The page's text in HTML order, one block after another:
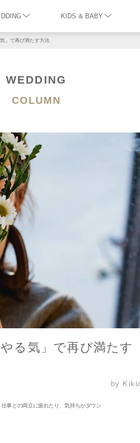
KIDS & BABY
」で再び満たす方法
WEDDING
COLUMN
る気」で再び満たす
by Kiku
事との両立に疲れたり、気持ちがダウン